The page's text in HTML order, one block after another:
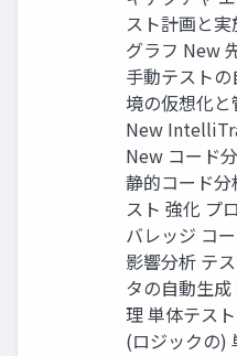
スト計画と
グラフ New
手動テスト
境の仮想化
New
New コード
静的コード
スト 強化 プ
バレッジ コ
影響分析 テ
タの自動生
理 単体テス
(ロジックの)